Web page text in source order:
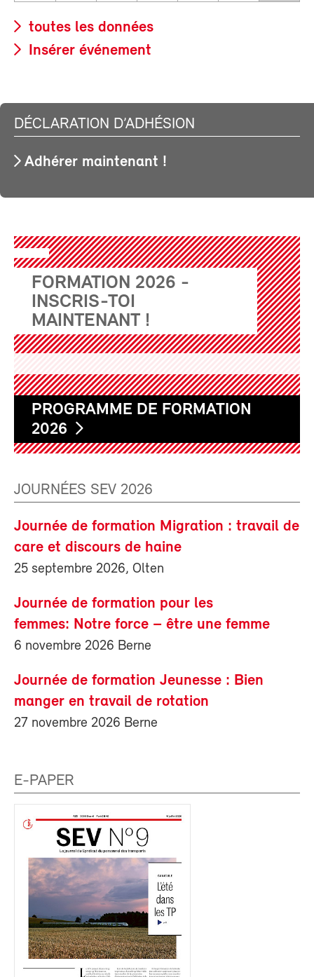
toutes les données
Insérer événement
DÉCLARATION D’ADHÉSION
Adhérer maintenant !
FORMATION 2026 -
INSCRIS-TOI
MAINTENANT !
PROGRAMME DE FORMATION
2026
JOURNÉES SEV 2026
Journée de formation Migration : travail de
care et discours de haine
25 septembre 2026, Olten
Journée de formation pour les
femmes: Notre force – être une femme
6 novembre 2026 Berne
Journée de formation Jeunesse : Bien
manger en travail de rotation
27 novembre 2026 Berne
E-PAPER